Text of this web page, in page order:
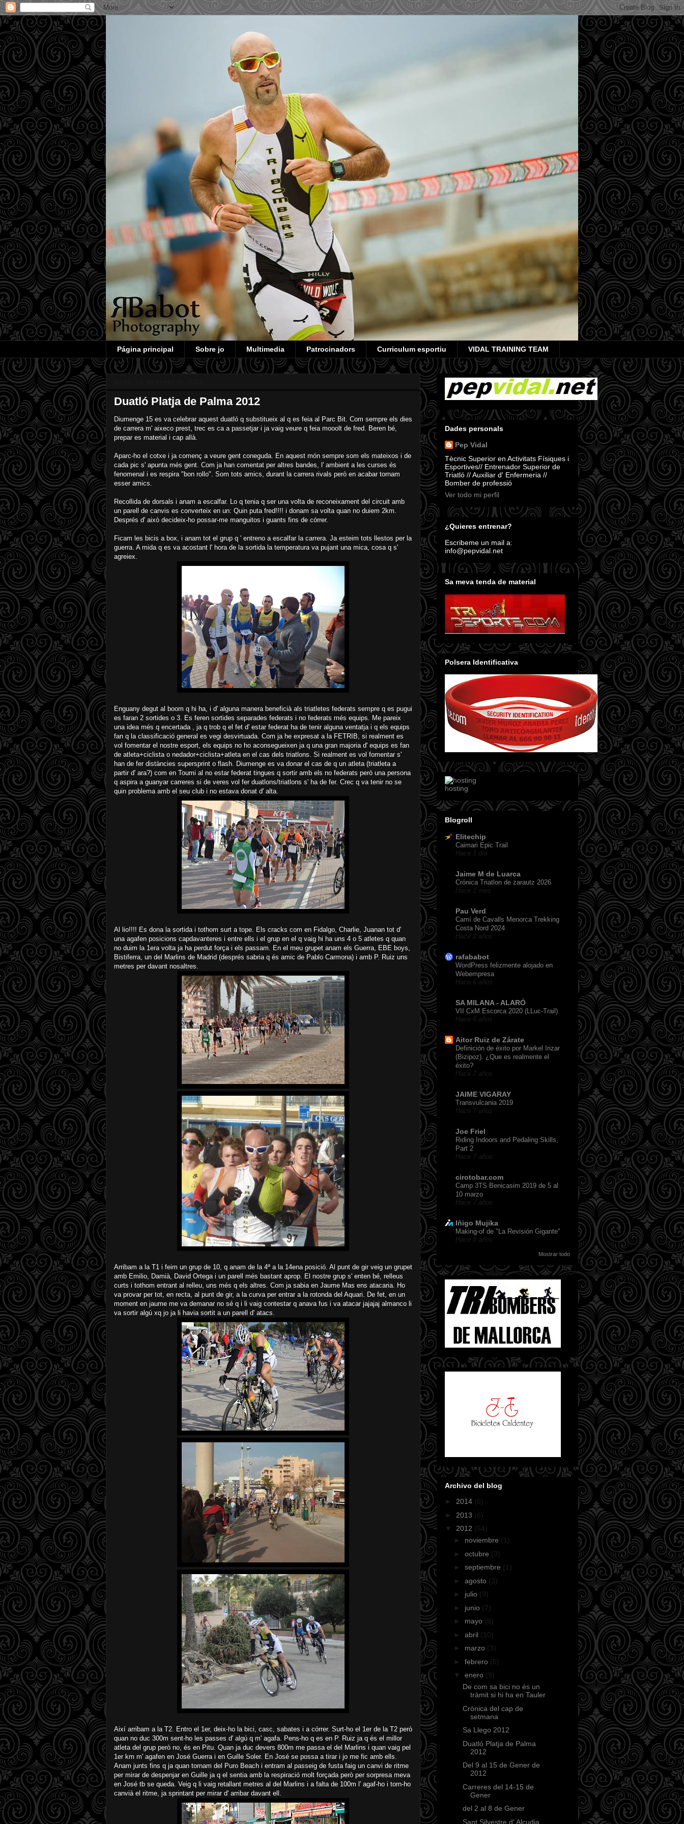
Página principal Sobre jo Multimedia Patrocinadors Curriculum esportiu VIDAL TRAINING TEAM
Duatló Platja de Palma 2012
Diumenge 15 es va celebrar aquest duatló q substitueix al q es feia al Parc Bit. Com sempre els dies
de carrera m' aixeco prest, trec es ca a passetjar i ja vaig veure q feia mooolt de fred. Beren bé,
prepar es material i cap allà.
Aparc-ho el cotxe i ja començ a veure gent coneguda. En aquest món sempre som els mateixos i de
cada pic s' apunta més gent. Com ja han comentat per altres bandes, l' ambient a les curses és
fenomenal i es respira "bon rollo". Som tots amics, durant la carrera rivals però en acabar tornam
esser amics.
Recollida de dorsals i anam a escalfar. Lo q tenia q ser una volta de reconeixament del circuit amb
un parell de canvis es converteix en un: Quin puta fred!!!! i donam sa volta quan no duiem 2km.
Després d' això decideix-ho possar-me manguitos i guants fins de córrer.
Ficam les bicis a box, i anam tot el grup q ' entreno a escalfar la carrera. Ja esteim tots llestos per la
guerra. A mida q es va acostant l' hora de la sortida la temperatura va pujant una mica, cosa q s'
agreiex.
Enguany degut al boom q hi ha, i d' alguna manera beneficià als triatletes federats sempre q es pugui
es faran 2 sortides o 3. Es feren sortides separades federats i no federats més equips. Me pareix
una idea més q encertada , ja q trob q el fet d' estar federat ha de tenir alguna ventatja i q els equips
fan q la classificació general es vegi desvirtuada. Com ja he expresat a la FETRIB, si realment es
vol fomentar el nostre esport, els equips no ho aconsegueixen ja q una gran majoria d' equips es fan
de atleta+ciclista o nedador+ciclista+atleta en el cas dels triatlons. Si realment es vol fomentar s'
han de fer distàncies supersprint o flash. Diumenge es va donar el cas de q un atleta (triatleta a
partir d' ara?) com en Toumi al no estar federat tingues q sortir amb els no federats però una persona
q aspira a guanyar carreres si de veres vol fer duatlons/triatlons s' ha de fer. Crec q va tenir no se
quin problema amb el seu club i no estava donat d' alta.
Al lio!!!! Es dona la sortida i tothom surt a tope. Els cracks com en Fidalgo, Charlie, Juanan tot d'
una agafen posicions capdavanteres i entre ells i el grup en el q vaig hi ha uns 4 o 5 atletes q quan
no duim la 1era volta ja ha perdut força i els passam. En el meu grupet anam els Guerra, EBE boys,
Bistiferra, un del Marlins de Madrid (després sabria q és amic de Pablo Carmona) i amb P. Ruiz uns
metres per davant nosaltres.
Arribam a la T1 i feim un grup de 10, q anam de la 4ª a la 14ena posició. Al punt de gir veig un grupet
amb Emilio, Damià, David Ortega i un parell més bastant aprop. El nostre grup s' enten bé, relleus
curts i tothom entrant al relleu, uns més q els altres. Com ja sabia en Jaume Mas ens atacaria. Ho
va provar per tot, en recta, al punt de gir, a la curva per entrar a la rotonda del Aquari. De fet, en un
moment en jaume me va demanar no sé q i li vaig contestar q anava fus i va atacar jajajaj almanco li
va sortir algú xq jo ja li havia sortit a un parell d' atacs.
Així arribam a la T2. Entro el 1er, deix-ho la bici, casc, sabates i a córrer. Surt-ho el 1er de la T2 però
quan no duc 300m sent-ho les passes d' algú q m' agafa. Pens-ho q es en P. Ruiz ja q és el millor
atleta del grup però no, és en Pitu. Quan ja duc devers 800m me passa el del Marlins i quan vaig pel
1er km m' agafen en José Guerra i en Guille Soler. En José se possa a tirar i jo me fic amb ells.
Anam junts fins q ja quan tornam del Puro Beach i entram al passeig de fusta faig un canvi de ritme
per mirar de despenjar en Guille ja q el sentia amb la respiració molt forçada però per sorpresa meva
en José tb se queda. Veig q li vaig retallant metres al del Marlins i a falta de 100m l' agaf-ho i torn-ho
canvià el ritme, ja sprintant per mirar d' arribar davant ell.
Dades personals
Pep Vidal
Tècnic Superior en Activitats Físiques i
Esportives// Entrenador Superior de
Triatló // Auxiliar d' Enfermeria //
Bomber de professió
Ver todo mi perfil
¿Quieres entrenar?
Escribeme un mail a:
info@pepvidal.net
Sa meva tenda de material
Polsera Identificativa
hosting
Blogroll
Elitechip
Caimari Epic Trail
Hace 1 día
Jaime M de Luarca
Crónica Triatlon de zarautz 2026
Hace 1 mes
Pau Verd
Camí de Cavalls Menorca Trekking
Costa Nord 2024
Hace 2 años
rafababot
WordPress felizmente alojado en
Webempresa
Hace 6 años
SA MILANA - ALARÓ
VII CxM Escorca 2020 (LLuc-Trail)
Hace 6 años
Aitor Ruiz de Zárate
Definición de éxito por Markel Irizar
(Bizipoz). ¿Que es realmente el
éxito?
Hace 7 años
JAIME VIGARAY
Transvulcania 2019
Hace 7 años
Joe Friel
Riding Indoors and Pedaling Skills,
Part 2
Hace 7 años
cirotobar.com
Camp 3TS Benicasim 2019 de 5 al
10 marzo
Hace 7 años
Iñigo Mujika
Making-of de "La Revisión Gigante"
Hace 8 años
Mostrar todo
Archivo del blog
► 2014 (6)
► 2013 (6)
▼ 2012 (54)
► noviembre (1)
► octubre (3)
► septiembre (1)
► agosto (3)
► julio (3)
► junio (7)
► mayo (9)
► abril (10)
► marzo (3)
► febrero (5)
▼ enero (9)
De com sa bici no és un
tràmit si hi ha en Tauler
Crònica del cap de
setmana
Sa Llego 2012
Duatló Platja de Palma
2012
Del 9 al 15 de Gener de
2012
Carreres del 14-15 de
Gener
del 2 al 8 de Gener
Sant Silvestre d' Alcudia